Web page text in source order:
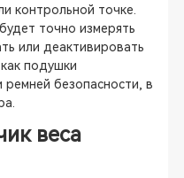
контрольной точке.
точно измерять
или деактивировать
подушки
ремней безопасности, в
веса